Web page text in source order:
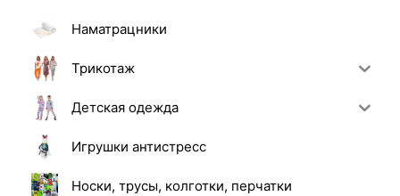
Наматрацники
Трикотаж
Детская одежда
Игрушки антистресс
Носки, трусы, колготки, перчатки